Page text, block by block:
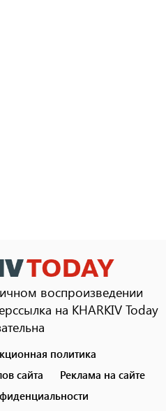
воспроизведении
на KHARKIV Today
политика
сайта
Реклама на сайте